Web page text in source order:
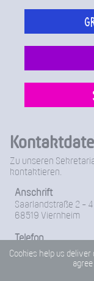
Zu unseren
kontaktieren.
Anschrift
Saarlandstraße 2 - 4
68519 Viernheim
Telefon
06204 / 96 11 0
Cookies help us